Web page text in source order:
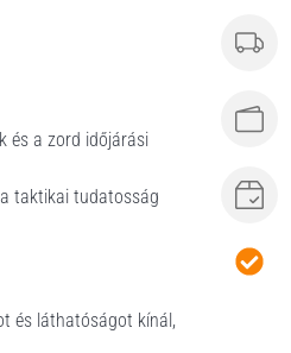
és a zord időjárási
taktikai tudatosság
és láthatóságot kínál,